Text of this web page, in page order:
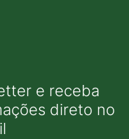
e receba
direto no